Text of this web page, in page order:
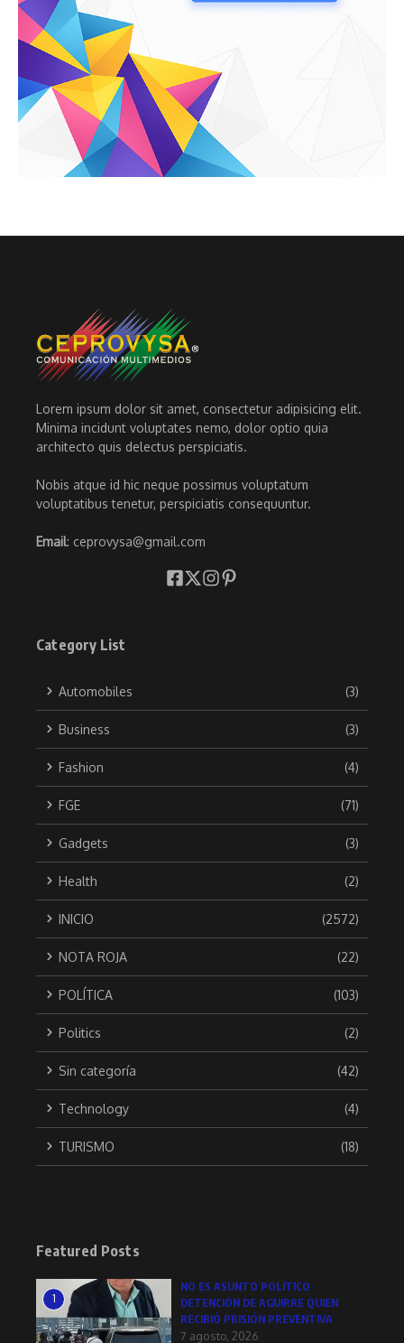
Lorem ipsum dolor sit amet, consectetur adipisicing elit.
Minima incidunt voluptates nemo, dolor optio quia
architecto quis delectus perspiciatis.
Nobis atque id hic neque possimus voluptatum
voluptatibus tenetur, perspiciatis consequuntur.
Email: ceprovysa@gmail.com
Category List
Automobiles (3)
Business (3)
Fashion (4)
FGE (71)
Gadgets (3)
Health (2)
INICIO (2572)
NOTA ROJA (22)
POLÍTICA (103)
Politics (2)
Sin categoría (42)
Technology (4)
TURISMO (18)
Featured Posts
1
NO ES ASUNTO POLÍTICO
DETENCIÓN DE AGUIRRE QUIEN
RECIBIÓ PRISIÓN PREVENTIVA
7 agosto, 2026